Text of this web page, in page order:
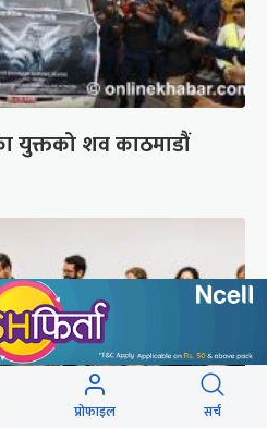
युक्तको शव काठमाडौं
प्रोफाइल सर्च